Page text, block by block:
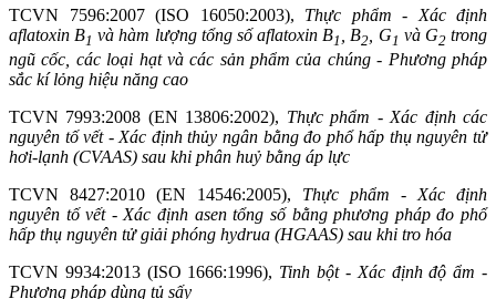
TCVN 7596:2007 (ISO 16050:2003), Thực phẩm - Xác định
aflatoxin B1 và hàm lượng tổng số aflatoxin B1 , B2 , G1 và G2trong
ngũ cốc, các loại hạt vàcác sản phẩm của chúng - Phương pháp
sắc kí lỏng hiệu năng cao
TCVN 7993:2008 (EN 13806:2002), Thực phẩm - Xác định các
nguyên tố vết - Xác định thủy ngân bằng đo phổ hấp thụ nguyên tử
hơi-lạnh (CVAAS) sau khi phân huỷ bằng áp lực
TCVN 8427:2010 (EN 14546:2005), Thực phẩm - Xác định
nguyên tố vết - Xác định asen tổng số bằng phương pháp đo phổ
hấp thụ nguyên tử giải phóng hydrua (HGAAS) sau khi tro hóa
TCVN 9934:2013 (ISO 1666:1996), Tinh bột - Xác định độ ẩm -
Phương pháp dùng tủ sấy